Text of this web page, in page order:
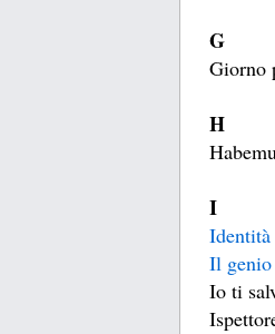
G
Giorno
H
I
Identità
Il
Io ti